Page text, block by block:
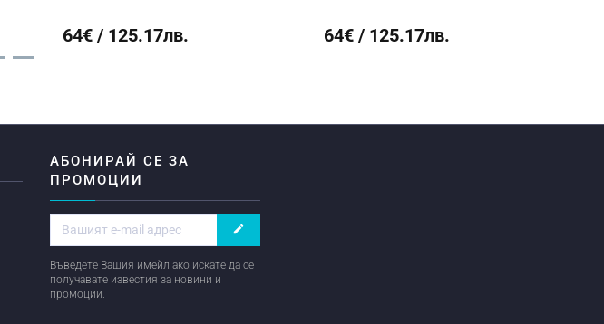
64€ / 125.17лв. 64€ / 125.17лв.
АБОНИРАЙ СЕ ЗА
ПРОМОЦИИ
create
Въведете Вашия имейл ако искате да се
получавате известия за новини и
промоции.